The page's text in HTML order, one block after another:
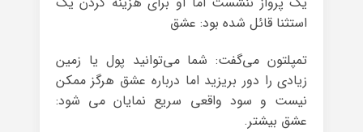
استثنا قائل شده بود: عشق
تمپلتون می‌گفت: شما می‌توانید پول یا زمین
زیادی را دور بریزید اما درباره عشق هرگز ممکن
نیست و سود واقعی سریع نمایان می شود:
عشق بیشتر.